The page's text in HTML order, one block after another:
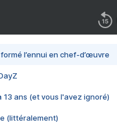
l’ennui en chef-d’œuvre
13 ans (et vous l'avez ignoré)
(littéralement)